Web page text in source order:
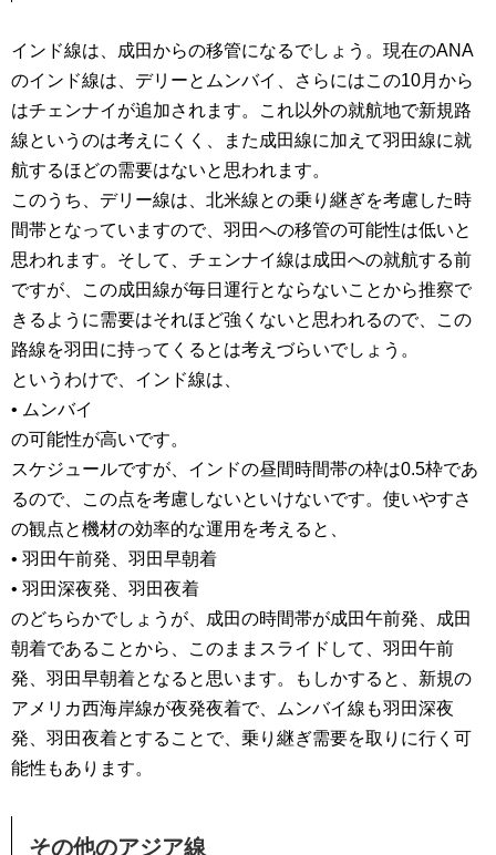
インド線は、成田からの移管になるでしょう。現在のANA
のインド線は、デリーとムンバイ、さらにはこの10月から
はチェンナイが追加されます。これ以外の就航地で新規路
線というのは考えにくく、また成田線に加えて羽田線に就
航するほどの需要はないと思われます。
このうち、デリー線は、北米線との乗り継ぎを考慮した時
間帯となっていますので、羽田への移管の可能性は低いと
思われます。そして、チェンナイ線は成田への就航する前
ですが、この成田線が毎日運行とならないことから推察で
きるように需要はそれほど強くないと思われるので、この
路線を羽田に持ってくるとは考えづらいでしょう。
というわけで、インド線は、
• ムンバイ
の可能性が高いです。
スケジュールですが、インドの昼間時間帯の枠は0.5枠であ
るので、この点を考慮しないといけないです。使いやすさ
の観点と機材の効率的な運用を考えると、
• 羽田午前発、羽田早朝着
• 羽田深夜発、羽田夜着
のどちらかでしょうが、成田の時間帯が成田午前発、成田
朝着であることから、このままスライドして、羽田午前
発、羽田早朝着となると思います。もしかすると、新規の
アメリカ西海岸線が夜発夜着で、ムンバイ線も羽田深夜
発、羽田夜着とすることで、乗り継ぎ需要を取りに行く可
能性もあります。
その他のアジア線